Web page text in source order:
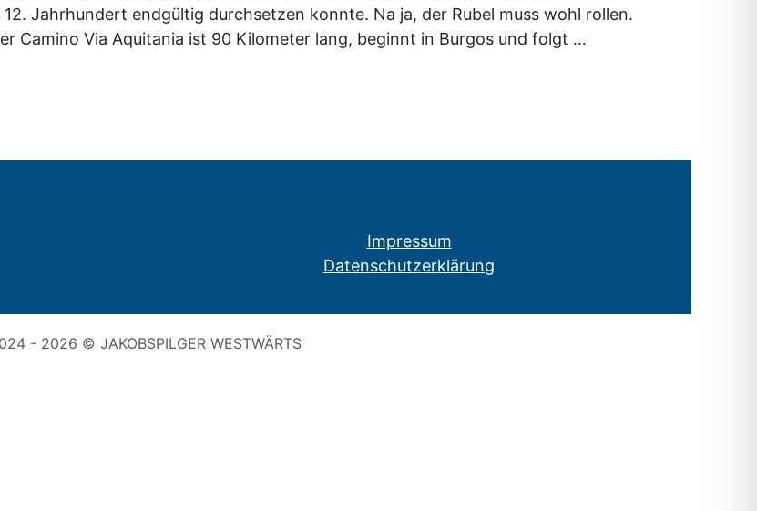
Jahrhundert endgültig durchsetzen konnte. Na ja, der Rubel muss wohl rollen.
Camino Via Aquitania ist 90 Kilometer lang, beginnt in Burgos und folgt …
Impressum
Datenschutzerklärung
- 2026 © JAKOBSPILGER WESTWÄRTS